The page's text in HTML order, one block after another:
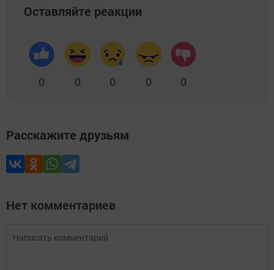
Оставляйте реакции
0 0 0 0 0
Расскажите друзьям
Нет комментариев